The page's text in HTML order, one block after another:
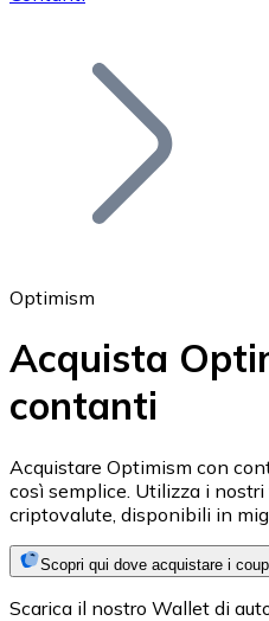
Bitcoin
Ethereum
ETH
Optimism
Acquista
contanti
Acquistare Optimism con
così semplice. Utilizza i
criptovalute, disponibili in
Scopri qui dove acquistare i
Scarica il nostro Wallet di